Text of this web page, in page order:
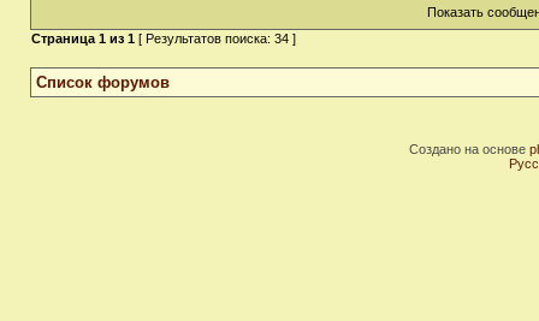
Показать
Страница 1 из 1 [ Результатов поиска: 34 ]
Список форумов
Создано на основе